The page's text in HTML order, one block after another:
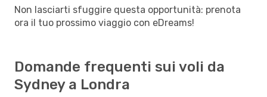
Non lasciarti sfuggire questa opportunità: prenota
ora il tuo prossimo viaggio con eDreams!
Domande frequenti sui voli da
Sydney a Londra